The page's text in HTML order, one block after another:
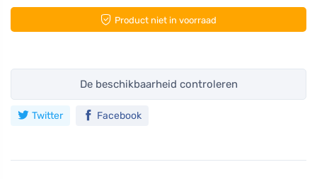
Product niet in voorraad
De beschikbaarheid controleren
Twitter Facebook